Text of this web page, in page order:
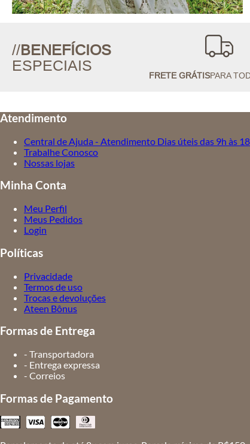
//BENEFÍCIOS
ESPECIAIS
FRETE GRÁTISPARA
Atendimento
Central de Ajuda - Atendimento Dias úteis das 9h às
Trabalhe Conosco
Nossas lojas
Minha Conta
Meu Perfil
Meus Pedidos
Login
Políticas
Privacidade
Termos de uso
Trocas e devoluções
Ateen Bônus
Formas de Entrega
- Transportadora
- Entrega expressa
- Correios
Formas de Pagamento